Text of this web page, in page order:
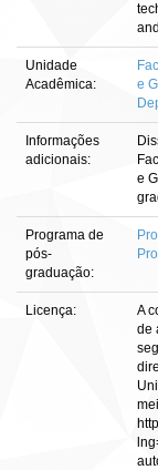
Unidade
Acadêmica:
e
Informações
adicionais:
e
Programa de
pós-
graduação:
Licença:
A
de